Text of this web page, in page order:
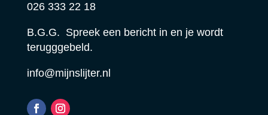
026 333 22 18
B.G.G. Spreek een bericht in en je wordt
terugggebeld.
info@mijnslijter.nl